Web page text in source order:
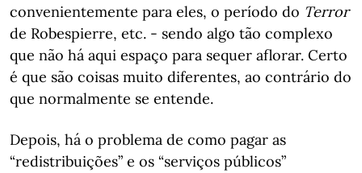
convenientemente para eles, o período do Terror
de Robespierre, etc. - sendo algo tão complexo
que não há aqui espaço para sequer aflorar. Certo
é que são coisas muito diferentes, ao contrário do
que normalmente se entende.
Depois, há o problema de como pagar as
“redistribuições” e os “serviços públicos”